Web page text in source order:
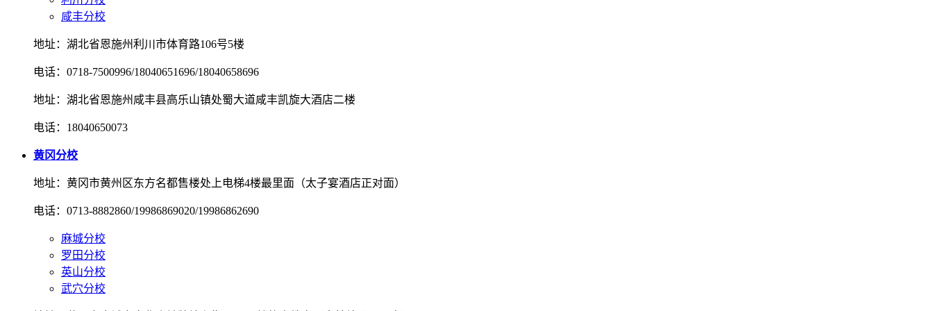
咸丰分校
地址：湖北省恩施州利川市体育路106号5楼
电话：0718-7500996/18040651696/18040658696
地址：湖北省恩施州咸丰县高乐山镇处蜀大道咸丰凯旋大酒店二楼
电话：18040650073
黄冈分校
地址：黄冈市黄州区东方名都售楼处上电梯4楼最里面（太子宴酒店正对面）
电话：0713-8882860/19986869020/19986862690
麻城分校
罗田分校
英山分校
武穴分校